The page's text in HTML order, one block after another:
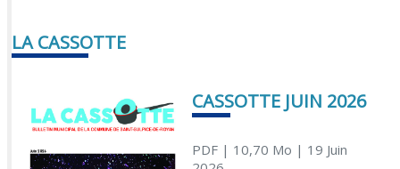
LA CASSOTTE
CASSOTTE JUIN 2026
PDF| 10,70 Mo | 19 Juin